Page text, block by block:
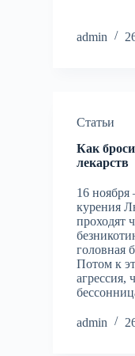
admin
Статьи
Как
лекарств
16
курения
проходят
головная
Потом к
агрессия,
admin